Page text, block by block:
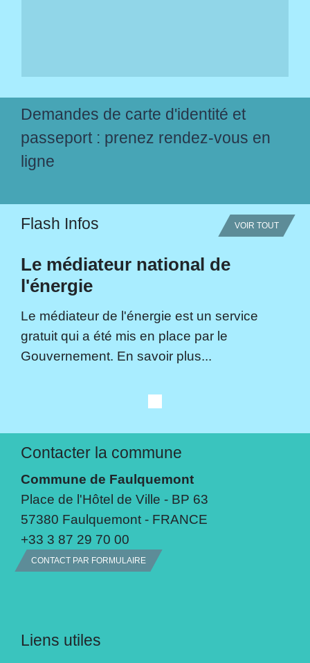
Demandes de carte d'identité et
passeport : prenez rendez-vous en
ligne
Flash Infos VOIR TOUT
Le médiateur national de
l'énergie
Le médiateur de l'énergie est un service
gratuit qui a été mis en place par le
Gouvernement. En savoir plus...
Contacter la commune
Commune de Faulquemont
Place de l'Hôtel de Ville - BP 63
57380 Faulquemont - FRANCE
+33 3 87 29 70 00
CONTACT PAR FORMULAIRE
Liens utiles